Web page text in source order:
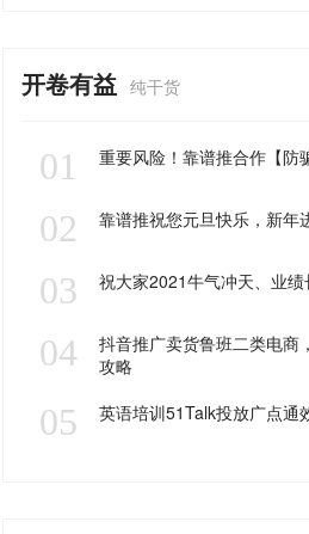
开卷有益 纯干货
01 重要风险！靠谱推合作【防
02 靠谱推祝您元旦快乐，新年
03 祝大家2021牛气冲天、业绩
04
抖音推广卖货鲁班二类电商
攻略
05 英语培训51Talk投放广点通